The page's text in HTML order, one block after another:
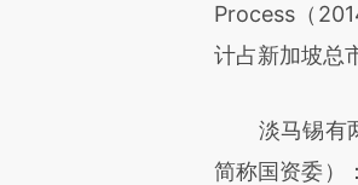
Process（
计占新加坡总
淡马锡有两
简称国资委）